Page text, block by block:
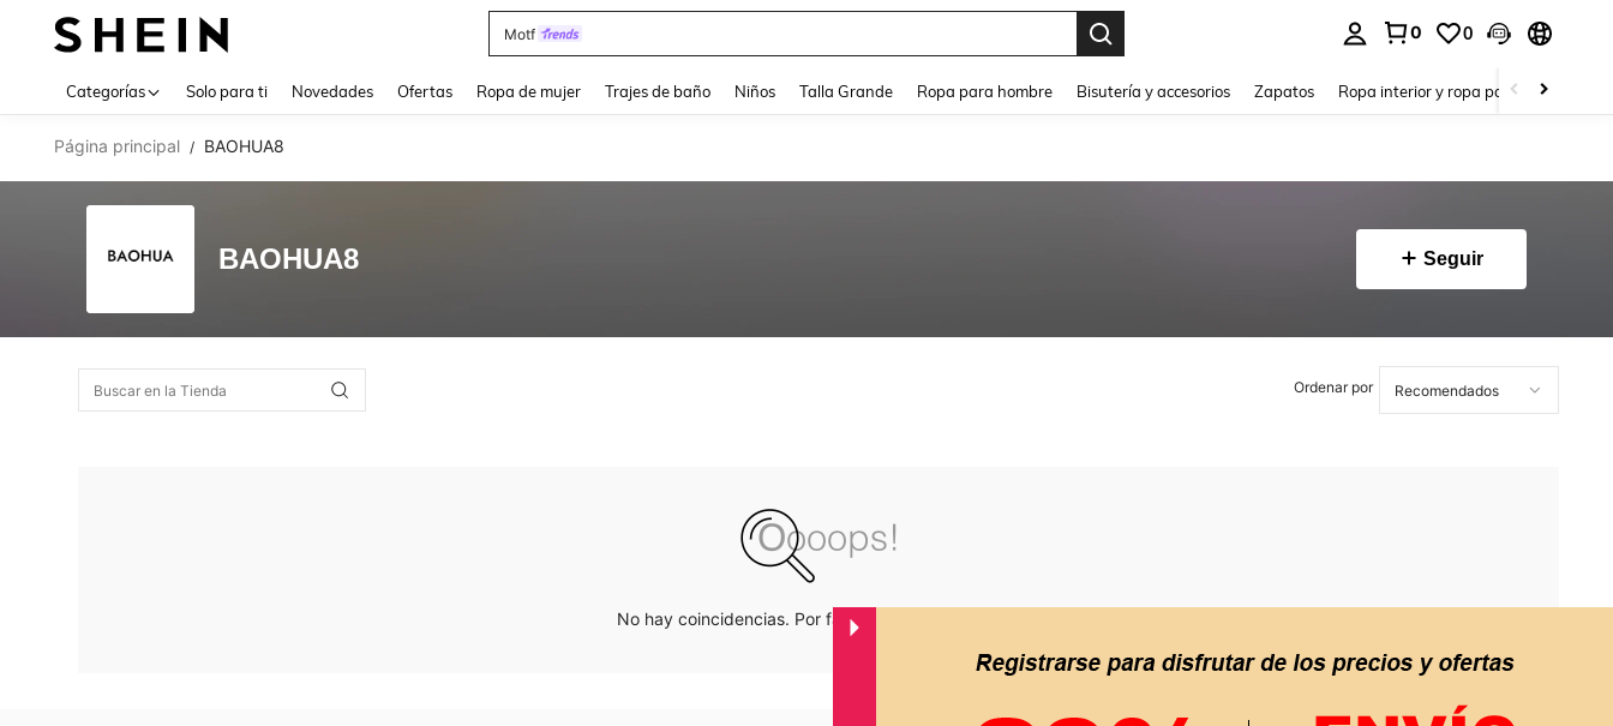
Motf
0 0
Categorías Solo para ti Novedades Ofertas Ropa de mujer Trajes de baño Niños Talla Grande Ropa para hombre Bisutería y accesorios Zapatos Ropa interior y ropa para dormir
Página principal / BAOHUA8
BAOHUA8 Seguir
Ordenar por
No hay coincidencias. Por favor inténtalo de nuevo.